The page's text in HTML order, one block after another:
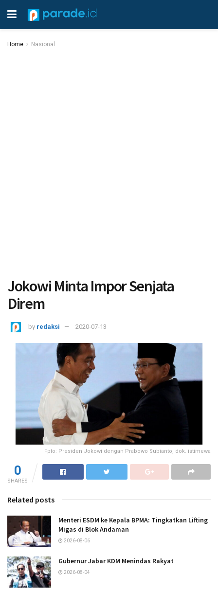
Home Nasional
Jokowi Minta Impor Senjata
Direm
by redaksi 2020-07-13
Fpto: Presiden Jokowi dengan Prabowo Subianto, dok. istimewa
0
SHARES
Related posts
Menteri ESDM ke Kepala BPMA: Tingkatkan Lifting
Migas di Blok Andaman
2026-08-06
Gubernur Jabar KDM Menindas Rakyat
2026-08-04